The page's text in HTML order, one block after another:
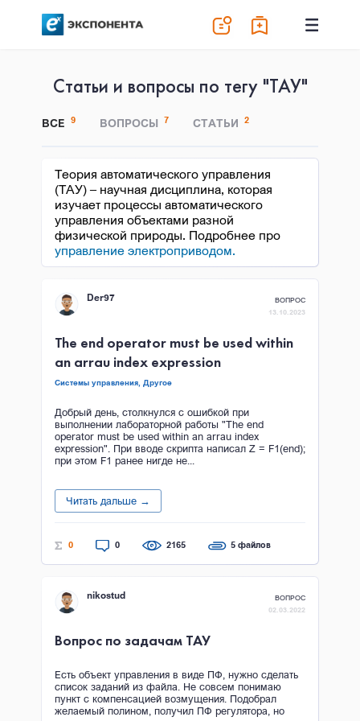
Статьи и вопросы по тегу "ТАУ"
ВСЕ 9 ВОПРОСЫ 7 СТАТЬИ 2
Теория автоматического управления
(ТАУ) – научная дисциплина, которая
изучает процессы автоматического
управления объектами разной
физической природы. Подробнее про
управление электроприводом.
ВОПРОС
13.10.2023
Der97
The end operator must be used within
an arrau index expression
Системы управления, Другое
Добрый день, столкнулся с ошибкой при
выполнении лабораторной работы "The end
operator must be used within an arrau index
expression". При вводе скрипта написал Z = F1(end);
при этом F1 ранее нигде не...
Читать дальше →
0 0 2165 5 файлов
ВОПРОС
02.03.2022
nikostud
Вопрос по задачам ТАУ
Есть объект управления в виде ПФ, нужно сделать
список заданий из файла. Не совсем понимаю
пункт с компенсацией возмущения. Подобрал
желаемый полином, получил ПФ регулятора, но